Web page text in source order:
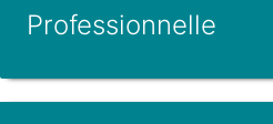
Professionnelle